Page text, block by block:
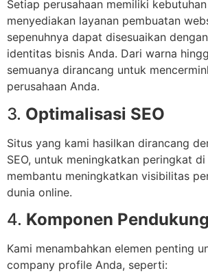
Setiap perusahaan memiliki
menyediakan layanan pembuatan
sepenuhnya dapat disesuaikan
identitas bisnis Anda. Dari warna
semuanya dirancang untuk
perusahaan Anda.
3. Optimalisasi SEO
Situs yang kami hasilkan dirancang
SEO, untuk meningkatkan peringkat
membantu meningkatkan visibilitas
dunia online.
4. Komponen Pendukung
Kami menambahkan elemen penting
company profile Anda, seperti: